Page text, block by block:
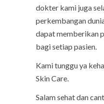
dokter kami juga
perkembangan
dapat memberikan
bagi setiap pasien.
Kami tunggu ya
Skin Care.
Salam sehat dan